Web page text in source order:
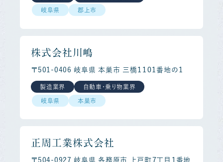
岐阜県 郡上市
株式会社川嶋
〒501-0406 岐阜県 本巣市 三橋１１０１番地の１
製造業界 自動車・乗り物業界
岐阜県 本巣市
正周工業株式会社
〒504-0927 岐阜県 各務原市 上戸町７丁目１番地